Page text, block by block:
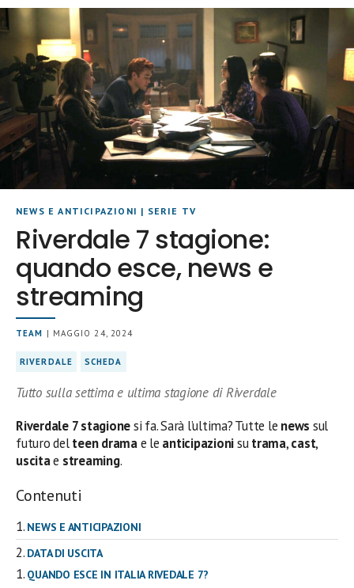
NEWS E ANTICIPAZIONI | SERIE TV
Riverdale 7 stagione:
quando esce, news e
streaming
TEAM | MAGGIO 24, 2024
RIVERDALE SCHEDA
Tutto sulla settima e ultima stagione di Riverdale
Riverdale 7 stagionesi fa. Sarà l’ultima? Tutte le news sul
futuro delteen dramae le anticipazionisutrama,cast,
uscitae streaming.
Contenuti
NEWS E ANTICIPAZIONI
DATA DI USCITA
QUANDO ESCE IN ITALIA RIVEDALE 7?